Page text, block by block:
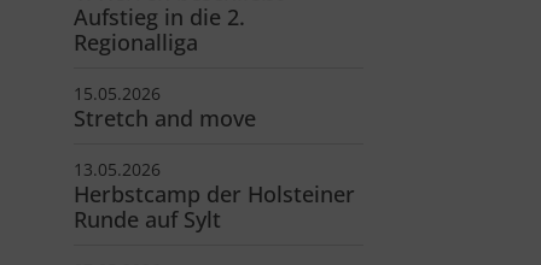
Aufstieg in die 2.
Regionalliga
15.05.2026
Stretch and move
13.05.2026
Herbstcamp der Holsteiner
Runde auf Sylt